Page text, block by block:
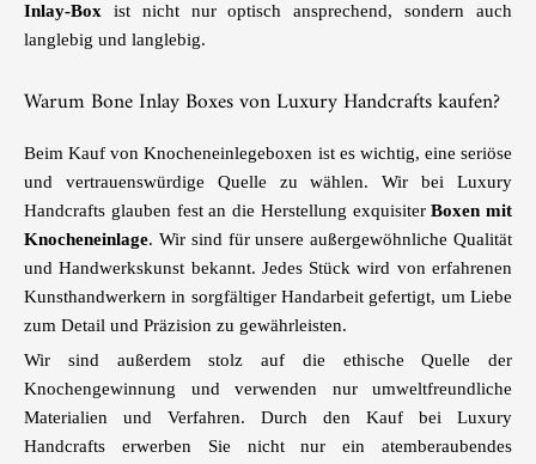
Inlay-Box ist nicht nur optisch ansprechend, sondern auch
langlebig und langlebig.
Warum Bone Inlay Boxes von Luxury Handcrafts kaufen?
Beim Kauf von Knocheneinlegeboxen ist es wichtig, eine seriöse
und vertrauenswürdige Quelle zu wählen. Wir bei Luxury
Handcrafts glauben fest an die Herstellung exquisiterBoxen mit
Knocheneinlage. Wir sind für unsere außergewöhnliche Qualität
und Handwerkskunst bekannt. Jedes Stück wird von erfahrenen
Kunsthandwerkern in sorgfältiger Handarbeit gefertigt, um Liebe
zum Detail und Präzision zu gewährleisten.
Wir sind außerdem stolz auf die ethische Quelle der
Knochengewinnung und verwenden nur umweltfreundliche
Materialien und Verfahren. Durch den Kauf bei Luxury
Handcrafts erwerben Sie nicht nur ein atemberaubendes